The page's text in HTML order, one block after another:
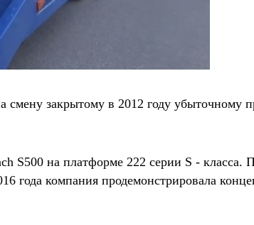
закрытому в 2012 году убыточному
S500 на платформе 222 серии S - класса.
года компания продемонстрировала